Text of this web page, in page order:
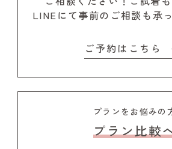
LINEにて事前のご相談も承
ご予約はこちら
プランをお悩みの
プラン比較